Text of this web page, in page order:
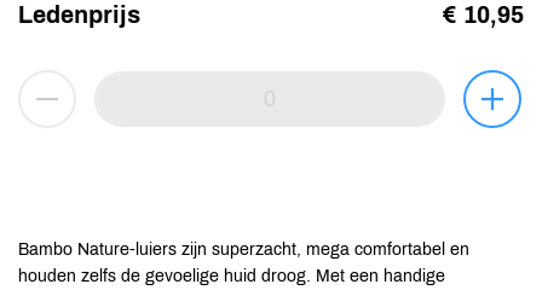
Ledenprijs € 10,95
Bambo Nature-luiers zijn superzacht, mega comfortabel en
houden zelfs de gevoelige huid droog. Met een handige